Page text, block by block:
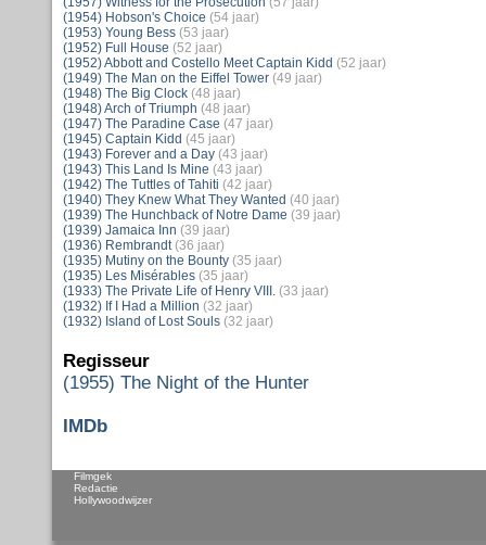
(1954) Hobson's Choice (54 jaar)
(1953) Young Bess (53 jaar)
(1952) Full House (52 jaar)
(1952) Abbott and Costello Meet Captain Kidd (52 jaar)
(1949) The Man on the Eiffel Tower (49 jaar)
(1948) The Big Clock (48 jaar)
(1948) Arch of Triumph (48 jaar)
(1947) The Paradine Case (47 jaar)
(1945) Captain Kidd (45 jaar)
(1943) Forever and a Day (43 jaar)
(1943) This Land Is Mine (43 jaar)
(1942) The Tuttles of Tahiti (42 jaar)
(1940) They Knew What They Wanted (40 jaar)
(1939) The Hunchback of Notre Dame (39 jaar)
(1939) Jamaica Inn (39 jaar)
(1936) Rembrandt (36 jaar)
(1935) Mutiny on the Bounty (35 jaar)
(1935) Les Misérables (35 jaar)
(1933) The Private Life of Henry VIII. (33 jaar)
(1932) If I Had a Million (32 jaar)
(1932) Island of Lost Souls (32 jaar)
Regisseur
(1955) The Night of the Hunter
IMDb
Filmgek
Redactie
Hollywoodwijzer